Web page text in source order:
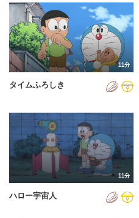
2024年
2025年
2026年
11分
タイムふろしき
11分
ハロー宇宙人